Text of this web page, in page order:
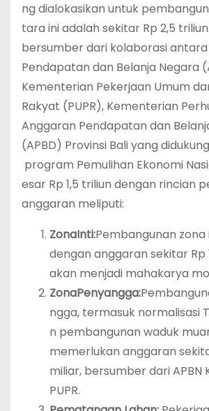
ng dialokasikan untuk
tara ini adalah sekitar Rp 2,5
bersumber dari kolaborasi
Pendapatan dan Belanja Negara
Kementerian Pekerjaan Umum
Rakyat (PUPR), Kementerian
Anggaran Pendapatan dan
(APBD) Provinsi Bali yang
program Pemulihan Ekonomi
esar Rp 1,5 triliun dengan rincian
anggaran meliputi:
ZonaInti:Pembangunan
dengan anggaran sekitar Rp
akan menjadi mahakarya
ZonaPenyangga:
ngga, termasuk normalisasi
n pembangunan waduk
memerlukan anggaran
miliar, bersumber dari APBN
PUPR.